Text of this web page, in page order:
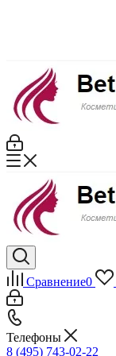
Сравнение0
Телефоны
8 (495) 743-02-22